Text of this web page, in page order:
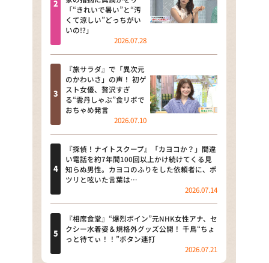
「なんでやねん！？」（news お
かえり）
DAIGOも台所 ～きょうの献立 何
にする？～
本日はダイアンなり！シーズン２
朝だ！生です旅サラダ
教えて！ニュースライブ 正義の
ミカタ
ＬＩＦＥ～夢のカタチ～
新婚さんいらっしゃい！
ポツンと一軒家
ザキ山小屋本館
「“きれいで暑い”と“汚
くて涼しい”どっちがい
いの!?」
2026.07.28
『旅サラダ』で「異次元
のかわいさ」の声！ 初ゲ
スト女優、贅沢すぎ
る“雲丹しゃぶ”食リポで
おちゃめ発言
2026.07.10
『探偵！ナイトスクープ』「カヨコか？」間違
い電話を約7年間100回以上かけ続けてくる見
知らぬ男性。カヨコのふりをした依頼者に、ポ
ツリと呟いた言葉は…
2026.07.14
『相席食堂』“爆烈ボイン”元NHK女性アナ、セ
クシー水着姿＆規格外グッズ公開！ 千鳥“ちょ
っと待てぃ！！”ボタン連打
2026.07.21